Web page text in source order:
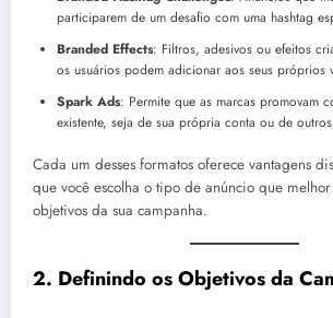
participarem de um desafio com uma hashtag
Branded Effects: Filtros, adesivos ou efeitos
os usuários podem adicionar aos seus próprios
Spark Ads: Permite que as marcas promovam
existente, seja de sua própria conta ou de
Cada um desses formatos oferece vantagens
que você escolha o tipo de anúncio que
objetivos da sua campanha.
2. Definindo os Objetivos da